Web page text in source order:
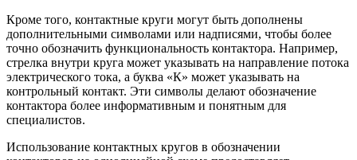
Кроме того, контактные круги могут быть дополнены
дополнительными символами или надписями, чтобы более
точно обозначить функциональность контактора. Например,
стрелка внутри круга может указывать на направление потока
электрического тока, а буква «К» может указывать на
контрольный контакт. Эти символы делают обозначение
контактора более информативным и понятным для
специалистов.
Использование контактных кругов в обозначении